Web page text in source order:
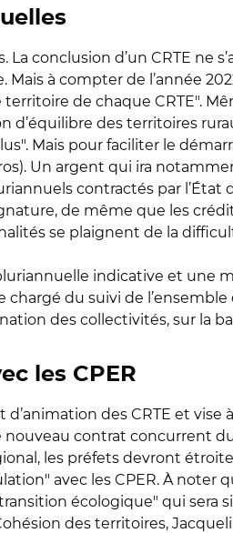
conclusion d’un CRTE ne
à compter de l’année
de chaque CRTE".
d’équilibre des territoires
Mais pour faciliter le
Un argent qui ira
contractés par
de même que les
se plaignent de la
indicative et une
du suivi de
des collectivités, sur la
les CPER
des CRTE et vise
nouveau contrat concurrent
les préfets devront
avec les CPER. À noter
écologique" qui sera
des territoires,